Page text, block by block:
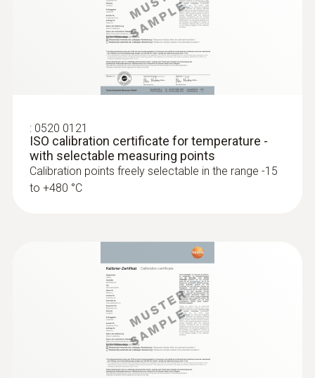
0602 0193
that are difficult to access
Reliable measurement – even in narrow
openings and cracks
€ 149,00
: 0520 0121
ISO calibration certificate for temperature -
with selectable measuring points
Calibration points freely selectable in the range -15
to +480 °C